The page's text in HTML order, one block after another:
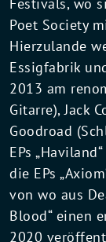
Poet Society
Hierzulande
Essigfabrik
2013 am
Gitarre), Jack
Goodroad
EPs
die EPs
von wo aus
Blood“ einen
2020